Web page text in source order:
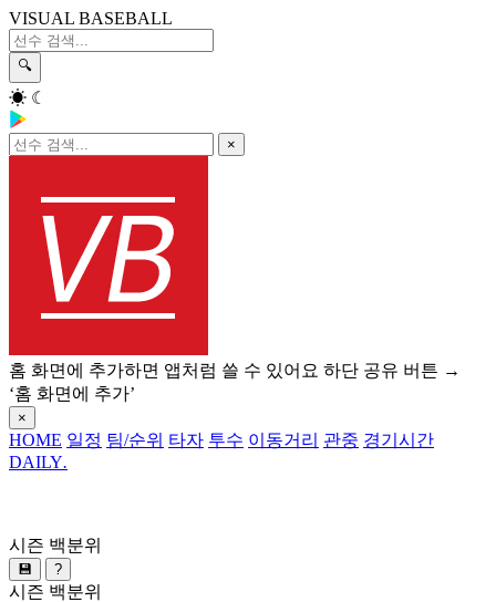
VISUAL BASEBALL
🔍
☀ ☾
×
홈 화면에 추가하면 앱처럼 쓸 수 있어요 하단 공유 버튼 →
‘홈 화면에 추가’
×
HOME 일정 팀/순위 타자 투수 이동거리 관중 경기시간
DAILY.
시즌 백분위
💾 ?
시즌 백분위